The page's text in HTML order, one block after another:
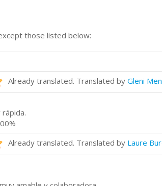
those listed below:
Already translated. Translated by Gleni
rápida.
Already translated. Translated by Laure